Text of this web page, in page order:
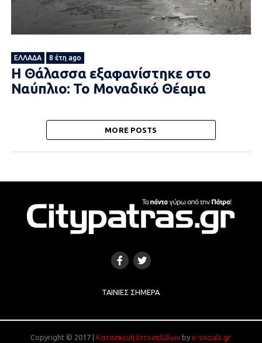
ΕΛΛΆΔΑ 8 έτη ago
Η Θάλασσα εξαφανίστηκε στο
Ναύπλιο: Το Μοναδικό Θέαμα
MORE POSTS
ΤΑΙΝΊΕΣ ΣΉΜΕΡΑ
Copyright © 2017 |Κατασκευή Ιστοσελίδων bye-socials.gr